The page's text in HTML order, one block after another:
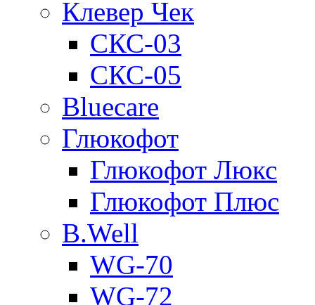
Клевер Чек
СКС-03
СКС-05
Bluecare
Глюкофот
Глюкофот Люкс
Глюкофот Плюс
B.Well
WG-70
WG-72